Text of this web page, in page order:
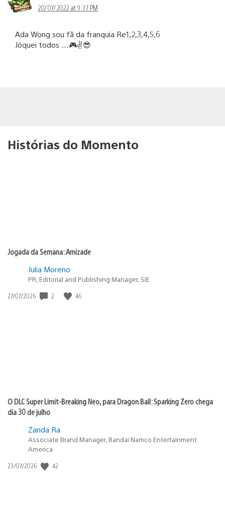
20/07/2022 at 9:37 PM
Ada Wong sou fã da franquia Re1,2,3,4,5,6
Jóquei todos …🎮✌️😎
Histórias do Momento
Jogada da Semana: Amizade
Julia Moreno
PR, Editorial and Publishing Manager, SIE
Data
27/07/2026 2 46
O DLC Super Limit-Breaking Neo, para Dragon Ball: Sparking Zero chega
dia 30 de julho
Zanda Ra
Associate Brand Manager, Bandai Namco Entertainment
America
Data
23/07/2026 42